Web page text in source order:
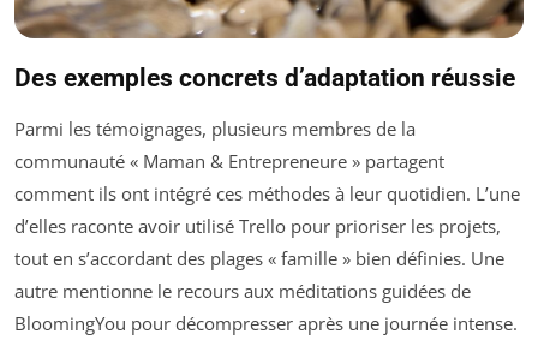
Des exemples concrets d’adaptation réussie
Parmi les témoignages, plusieurs membres de la
communauté « Maman & Entrepreneure » partagent
comment ils ont intégré ces méthodes à leur quotidien. L’une
d’elles raconte avoir utilisé Trello pour prioriser les projets,
tout en s’accordant des plages « famille » bien définies. Une
autre mentionne le recours aux méditations guidées de
BloomingYou pour décompresser après une journée intense.